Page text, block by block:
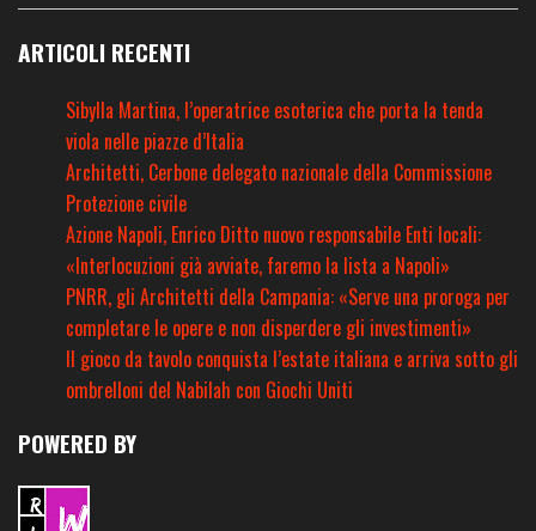
ARTICOLI RECENTI
Sibylla Martina, l’operatrice esoterica che porta la tenda
viola nelle piazze d’Italia
Architetti, Cerbone delegato nazionale della Commissione
Protezione civile
Azione Napoli, Enrico Ditto nuovo responsabile Enti locali:
«Interlocuzioni già avviate, faremo la lista a Napoli»
PNRR, gli Architetti della Campania: «Serve una proroga per
completare le opere e non disperdere gli investimenti»
Il gioco da tavolo conquista l’estate italiana e arriva sotto gli
ombrelloni del Nabilah con Giochi Uniti
POWERED BY